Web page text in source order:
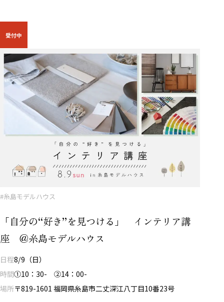
受付中
#糸島モデルハウス
「自分の“好き”を見つける」 インテリア講
座 ＠糸島モデルハウス
日程8/9（日）
時間①10：30- ②14：00-
場所〒819-1601 福岡県糸島市二丈深江八丁目10番23号